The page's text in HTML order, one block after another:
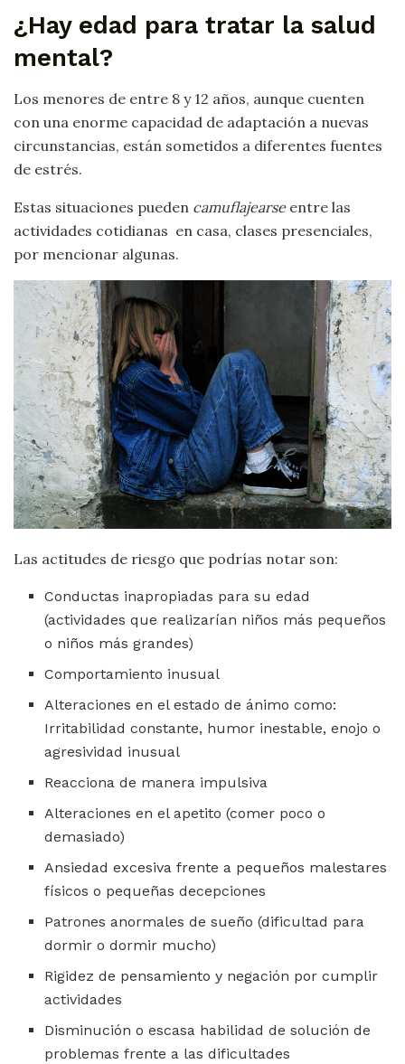
¿Hay edad para tratar la salud
mental?
Los menores de entre 8 y 12 años, aunque cuenten
con una enorme capacidad de adaptación a nuevas
circunstancias, están sometidos a diferentes fuentes
de estrés.
Estas situaciones pueden camuflajearseentre las
actividades cotidianas en casa, clases presenciales,
por mencionar algunas.
Las actitudes de riesgo que podrías notar son:
Conductas inapropiadas para su edad
(actividades que realizarían niños más pequeños
o niños más grandes)
Comportamiento inusual
Alteraciones en el estado de ánimo como:
Irritabilidad constante, humor inestable, enojo o
agresividad inusual
Reacciona de manera impulsiva
Alteraciones en el apetito (comer poco o
demasiado)
Ansiedad excesiva frente a pequeños malestares
físicos o pequeñas decepciones
Patrones anormales de sueño (dificultad para
dormir o dormir mucho)
Rigidez de pensamiento y negación por cumplir
actividades
Disminución o escasa habilidad de solución de
problemas frente a las dificultades